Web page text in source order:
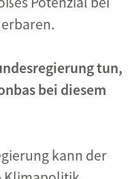
tun,
bei diesem
kann der